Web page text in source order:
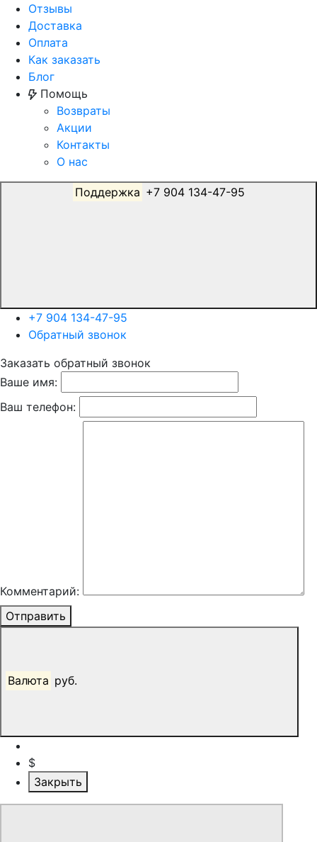
Отзывы
Доставка
Оплата
Как заказать
Блог
Помощь
Возвраты
Акции
Контакты
О нас
Поддержка
+7 904 134-47-95
Обратный звонок
Заказать обратный звонок
Ваше имя:
Ваш телефон:
Комментарий:
Отправить
Валюта руб.
$
Закрыть